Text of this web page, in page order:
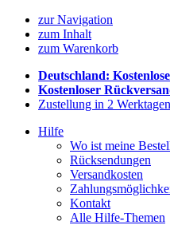
zur Navigation
zum Inhalt
zum Warenkorb
Deutschland:
Kostenloser
Zustellung in 2
Hilfe
Wo ist meine
Rücksendungen
Versandkosten
Kontakt
Alle Hilfe-Themen